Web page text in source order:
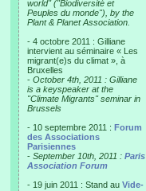
world" ("Biodiversité et
Peuples du monde"), by the
Plant & Planet Association.
- 4 octobre 2011 : Gilliane
intervient au séminaire « Les
migrant(e)s du climat », à
Bruxelles
- October 4th, 2011 : Gilliane
is a keyspeaker at the
"Climate Migrants" seminar in
Brussels
- 10 septembre 2011 : Forum
des Associations
Parisiennes
- September 10th, 2011 : Paris
Association Forum
- 19 juin 2011 : Stand au Vide-